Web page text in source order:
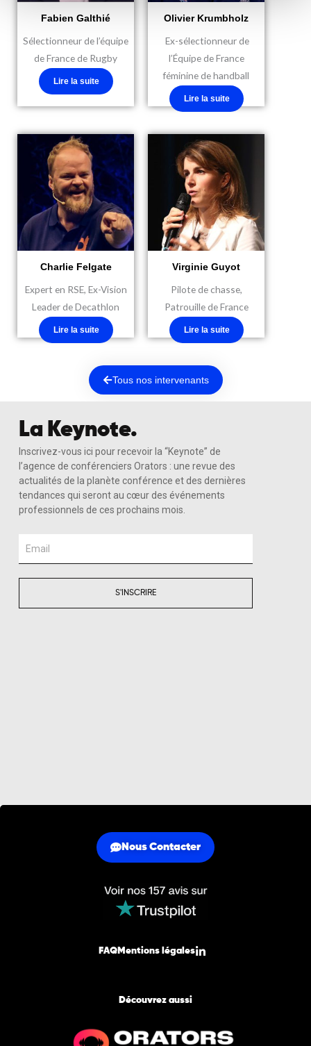
Fabien Galthié
Sélectionneur de l’équipe
de France de Rugby
Lire la suite
Olivier Krumbholz
Ex-sélectionneur de
l’Équipe de France
féminine de handball
Lire la suite
Charlie Felgate
Expert en RSE, Ex-Vision
Leader de Decathlon
Lire la suite
Virginie Guyot
Pilote de chasse,
Patrouille de France
Lire la suite
Tous nos intervenants
La Keynote.
Inscrivez-vous ici pour recevoir la “Keynote” de
l’agence de conférenciers Orators : une revue des
actualités de la planète conférence et des dernières
tendances qui seront au cœur des événements
professionnels de ces prochains mois.
S'INSCRIRE
Nous Contacter
FAQ Mentions légales
Découvrez aussi